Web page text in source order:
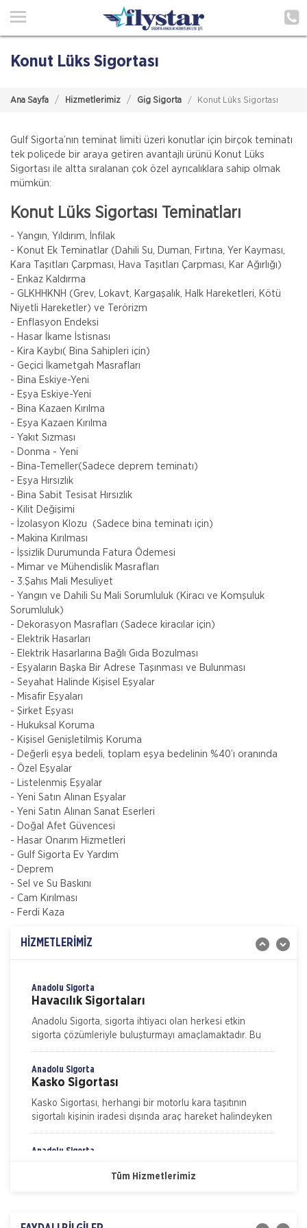
Ana Sayfa
Poliçe Hatırlat
İletişim
Müşteri Girişi
TEKLİF AL
Konut Lüks Sigortası
Ana Sayfa Hizmetlerimiz Gig Sigorta Konut Lüks Sigortası
Gulf Sigorta’nın teminat limiti üzeri konutlar için birçok teminatı
tek poliçede bir araya getiren avantajlı ürünü Konut Lüks
Sigortası ile altta sıralanan çok özel ayrıcalıklara sahip olmak
mümkün:
Konut Lüks Sigortası Teminatları
- Yangın, Yıldırım, İnfilak
- Konut Ek Teminatlar (Dahili Su, Duman, Fırtına, Yer Kayması,
Kara Taşıtları Çarpması, Hava Taşıtları Çarpması, Kar Ağırlığı)
- Enkaz Kaldırma
- GLKHHKNH (Grev, Lokavt, Kargaşalık, Halk Hareketleri, Kötü
Niyetli Hareketler) ve Terörizm
- Enflasyon Endeksi
- Hasar İkame İstisnası
- Kira Kaybı( Bina Sahipleri için)
- Geçici İkametgah Masrafları
- Bina Eskiye-Yeni
- Eşya Eskiye-Yeni
- Bina Kazaen Kırılma
- Eşya Kazaen Kırılma
- Yakıt Sızması
- Donma - Yeni
- Bina-Temeller(Sadece deprem teminatı)
- Eşya Hırsızlık
- Bina Sabit Tesisat Hırsızlık
- Kilit Değişimi
- İzolasyon Klozu (Sadece bina teminatı için)
- Makina Kırılması
- İşsizlik Durumunda Fatura Ödemesi
- Mimar ve Mühendislik Masrafları
- 3.Şahıs Mali Mesuliyet
- Yangın ve Dahili Su Mali Sorumluluk (Kiracı ve Komşuluk
Sorumluluk)
- Dekorasyon Masrafları (Sadece kiracılar için)
- Elektrik Hasarları
- Elektrik Hasarlarına Bağlı Gıda Bozulması
- Eşyaların Başka Bir Adrese Taşınması ve Bulunması
- Seyahat Halinde Kişisel Eşyalar
- Misafir Eşyaları
- Şirket Eşyası
- Hukuksal Koruma
- Kişisel Genişletilmiş Koruma
- Değerli eşya bedeli, toplam eşya bedelinin %40’ı oranında
- Özel Eşyalar
- Listelenmiş Eşyalar
- Yeni Satın Alınan Eşyalar
- Yeni Satın Alınan Sanat Eserleri
- Doğal Afet Güvencesi
- Hasar Onarım Hizmetleri
- Gulf Sigorta Ev Yardım
- Deprem
- Sel ve Su Baskını
- Cam Kırılması
- Ferdi Kaza
HİZMETLERİMİZ
Gig Sigorta
İşletmeler İçin Çevre Kirliliği Sigortası
Ülkemizde Çevre Kirliliği Sigortası zorunlu bir poliçe
olmamakla beraber, bu konuya yasal mercilerin verdiği
önem gün geçtikçe artmaktadır. Türkiye
Gig Sigorta
İşveren Sorumluluk Sigortası
Gulf Sigorta tarafından Sorumluluk Sigortaları
kategorisinde sunulan İşveren Sorumluluk Sigortası ile
Anadolu Sigorta
Havacılık Sigortaları
Anadolu Sigorta, sigorta ihtiyacı olan herkesi etkin
sigorta çözümleriyle buluşturmayı amaçlamaktadır. Bu
kapsamda sigortalılarımızın beklenti ve ihtiyaçlarını
Anadolu Sigorta
Kasko Sigortası
Kasko Sigortası, herhangi bir motorlu kara taşıtının
sigortalı kişinin iradesi dışında araç hareket halindeyken
ya da dururken hasara uğraması, çalınması, yanması ve
Anadolu Sigorta
güvende his
Tüm Hizmetlerimiz
Nakliye Hasarı İçin Gerekli Bilgiler